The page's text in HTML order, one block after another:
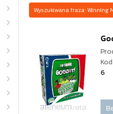
Wyszukiwana fraza:
6